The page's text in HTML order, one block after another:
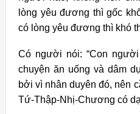
lòng yêu đương thì gốc
có lòng yêu đương thì khó
Có người nói: “Con
chuyện ăn uống và dâm
bởi vì nhân duyên đó, nên
Tứ-Thập-Nhị-Chương có